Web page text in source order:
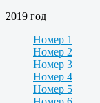
2019 год
Номер 1
Номер 2
Номер 3
Номер 4
Номер 5